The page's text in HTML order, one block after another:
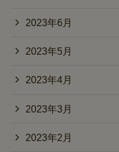
2023年6月
2023年5月
2023年4月
2023年3月
2023年2月